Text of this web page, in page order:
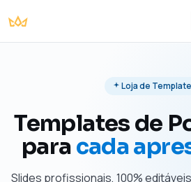
Loja de
Templates de
para cada
Slides profissionais, 100%